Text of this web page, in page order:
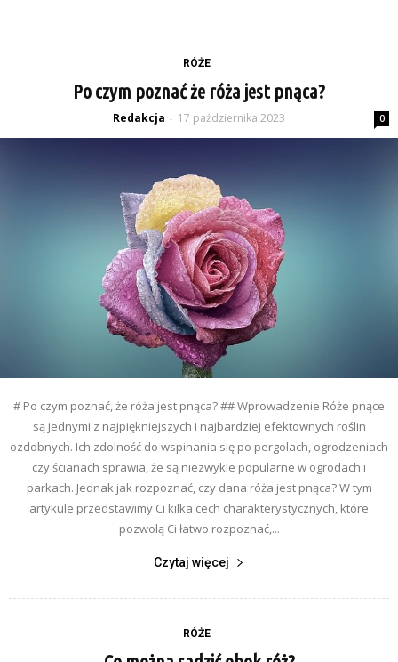
RÓŻE
Po czym poznać że róża jest pnąca?
Redakcja - 17 października 2023 0
# Po czym poznać, że róża jest pnąca? ## Wprowadzenie Róże pnące
są jednymi z najpiękniejszych i najbardziej efektownych roślin
ozdobnych. Ich zdolność do wspinania się po pergolach, ogrodzeniach
czy ścianach sprawia, że są niezwykle popularne w ogrodach i
parkach. Jednak jak rozpoznać, czy dana róża jest pnąca? W tym
artykule przedstawimy Ci kilka cech charakterystycznych, które
pozwolą Ci łatwo rozpoznać,...
Czytaj więcej
RÓŻE